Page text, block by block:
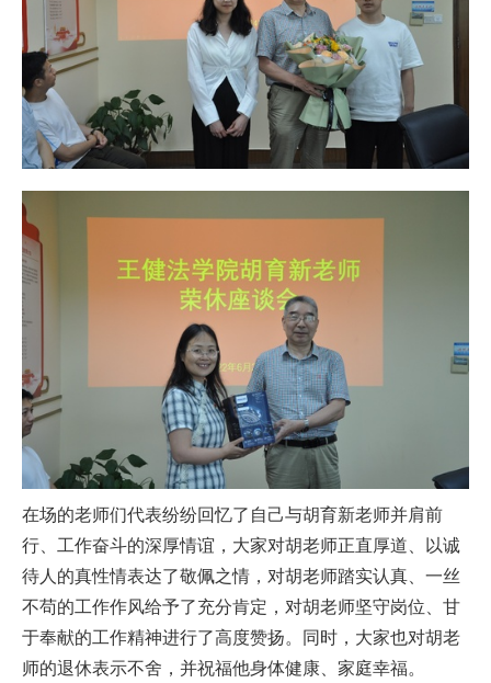
在场的老师们代表纷纷回忆了自己与胡育新老师并肩前
行、工作奋斗的深厚情谊，大家对胡老师正直厚道、以诚
待人的真性情表达了敬佩之情，对胡老师踏实认真、一丝
不苟的工作作风给予了充分肯定，对胡老师坚守岗位、甘
于奉献的工作精神进行了高度赞扬。同时，大家也对胡老
师的退休表示不舍，并祝福他身体健康、家庭幸福。